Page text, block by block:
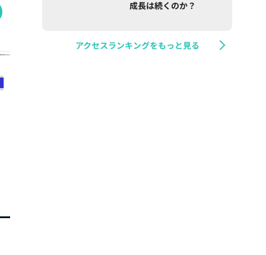
成長は続くのか？
アクセスランキングをもっと見る